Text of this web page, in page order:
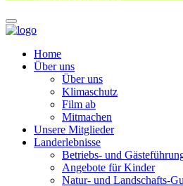
Home
Über uns
Über uns
Klimaschutz
Film ab
Mitmachen
Unsere Mitglieder
Landerlebnisse
Betriebs- und
Angebote für Kinder
Natur- und Landschafts-